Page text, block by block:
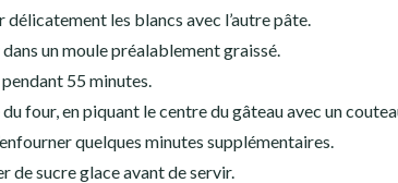
délicatement les blancs avec l’autre pâte.
dans un moule préalablement graissé.
55 minutes.
four, en piquant le centre du gâteau avec un
quelques minutes supplémentaires.
de sucre glace avant de servir.